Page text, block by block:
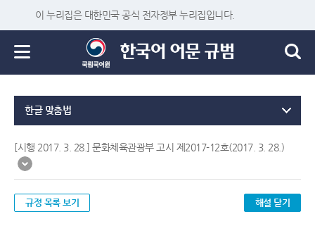
이 누리집은 대한민국 공식 전자정부 누리집입니다.
한글 맞춤법
[시행 2017. 3. 28.] 문화체육관광부 고시 제2017-12호(2017. 3. 28.)
규정 목록 보기 해설 닫기